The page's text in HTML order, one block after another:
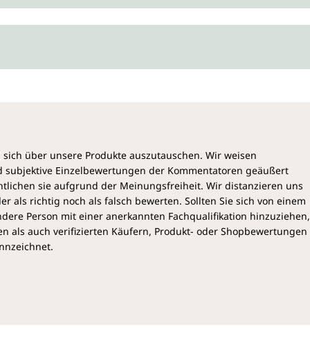
über unsere Produkte auszutauschen. Wir weisen
Einzelbewertungen der Kommentatoren geäußert
sie aufgrund der Meinungsfreiheit. Wir distanzieren uns
als richtig noch als falsch bewerten. Sollten Sie sich von einem
Person mit einer anerkannten Fachqualifikation hinzuziehen,
als auch verifizierten Käufern, Produkt- oder Shopbewertungen